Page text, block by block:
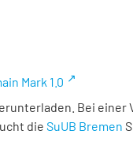
Mark 1.0
Bei
die SuUB Bremen